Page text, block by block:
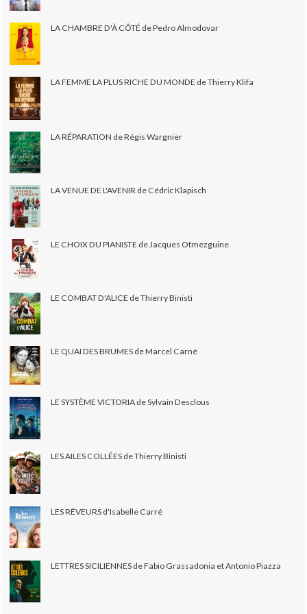
LA CHAMBRE D'À CÔTÉ de Pedro Almodovar
LA FEMME LA PLUS RICHE DU MONDE de Thierry Klifa
LA RÉPARATION de Régis Wargnier
LA VENUE DE L'AVENIR de Cédric Klapisch
LE CHOIX DU PIANISTE de Jacques Otmezguine
LE COMBAT D'ALICE de Thierry Binisti
LE QUAI DES BRUMES de Marcel Carné
LE SYSTÈME VICTORIA de Sylvain Desclous
LES AILES COLLÉES de Thierry Binisti
LES RÊVEURS d'Isabelle Carré
LETTRES SICILIENNES de Fabio Grassadonia et Antonio Piazza